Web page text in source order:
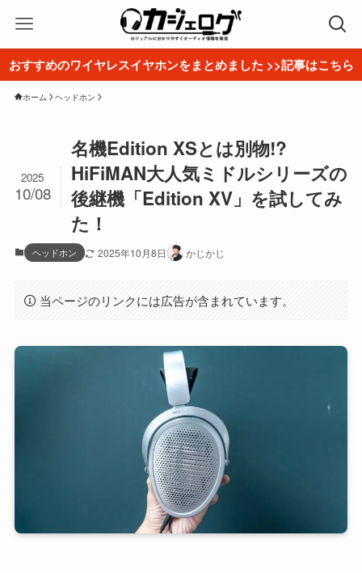
おすすめのワイヤレスイヤホンをまとめました >>記事はこちら
ホーム ヘッドホン
名機Edition XSとは別物!?
HiFiMAN大人気ミドルシリーズの
後継機「Edition XV」を試してみ
た！
2025
10/08
ヘッドホン 2025年10月8日 かじかじ
当ページのリンクには広告が含まれています。